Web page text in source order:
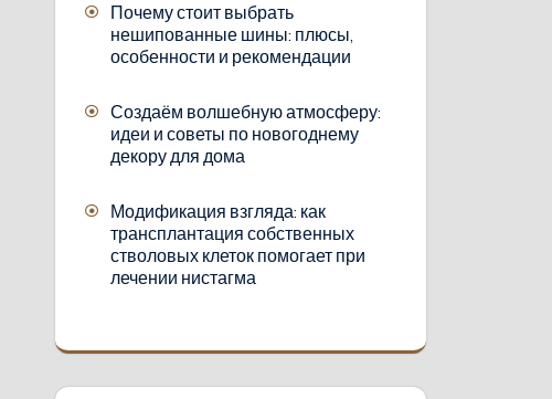
Почему стоит выбрать
нешипованные шины: плюсы,
особенности и рекомендации
Создаём волшебную атмосферу:
идеи и советы по новогоднему
декору для дома
Модификация взгляда: как
трансплантация собственных
стволовых клеток помогает при
лечении нистагма